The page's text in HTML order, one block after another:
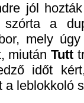
jól
szórta a
mely
miután Tutt
időt
leblokkoló